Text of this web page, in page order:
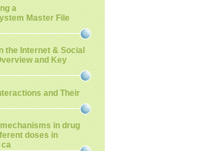
a
Master File
the Internet & Social
and Key
and Their
in drug
doses in
ca